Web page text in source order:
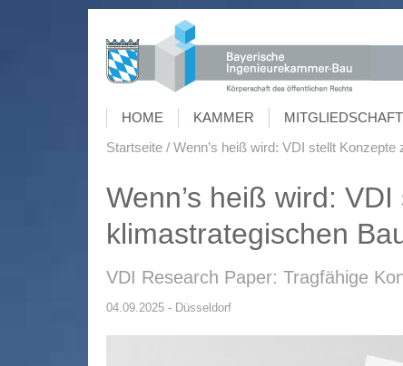
HOME KAMMER
Startseite
Wenn’s heiß wird: VDI stellt
Wenn’s heiß wird:
klimastrategischen
VDI Research Paper: Tragfähige
04.09.2025 - Düsseldorf